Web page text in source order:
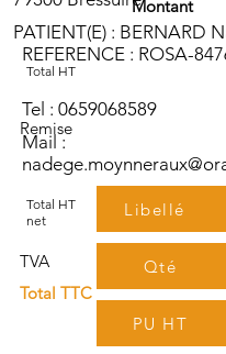
PATIENT(E) : BERNARD
REFERENCE : ROSA-
Tel : 0659068589
Mail :
Libellé
Qté
PU HT
Montant
Total HT
Remise
Total HT
net
TVA
Total TTC